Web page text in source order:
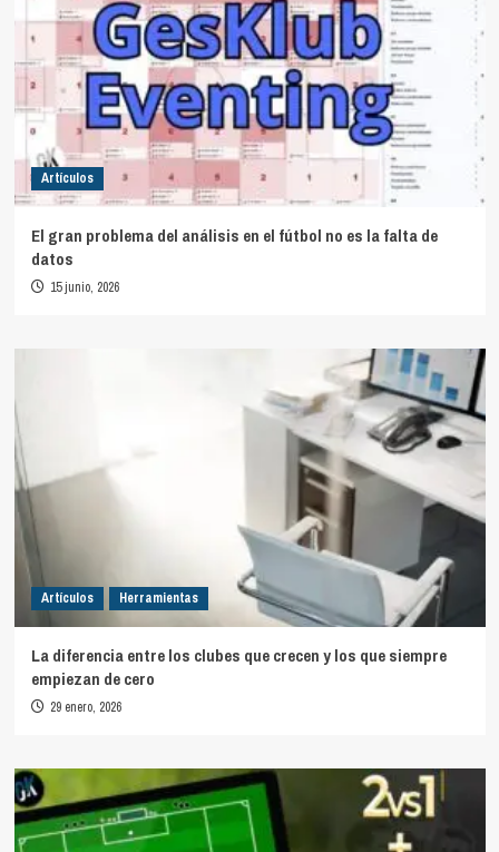
Artículos
El gran problema del análisis en el fútbol no es la falta de
datos
15 junio, 2026
Artículos Herramientas
La diferencia entre los clubes que crecen y los que siempre
empiezan de cero
29 enero, 2026